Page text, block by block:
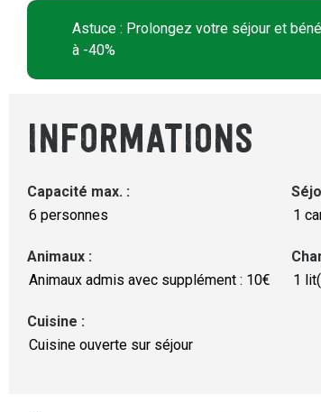
Astuce : Prolongez votre séjour et
à -40%
INFORMATIONS
Capacité max. :
6 personnes
Animaux :
Animaux admis avec supplément : 10€
Cuisine :
Cuisine ouverte sur séjour
1
1